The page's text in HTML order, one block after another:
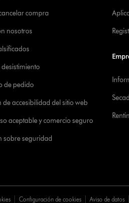
compra
nosotros
de pedido
de accesibilidad del sitio web
aceptable y comercio seguro
sobre seguridad
Configuración de cookies Aviso de datos